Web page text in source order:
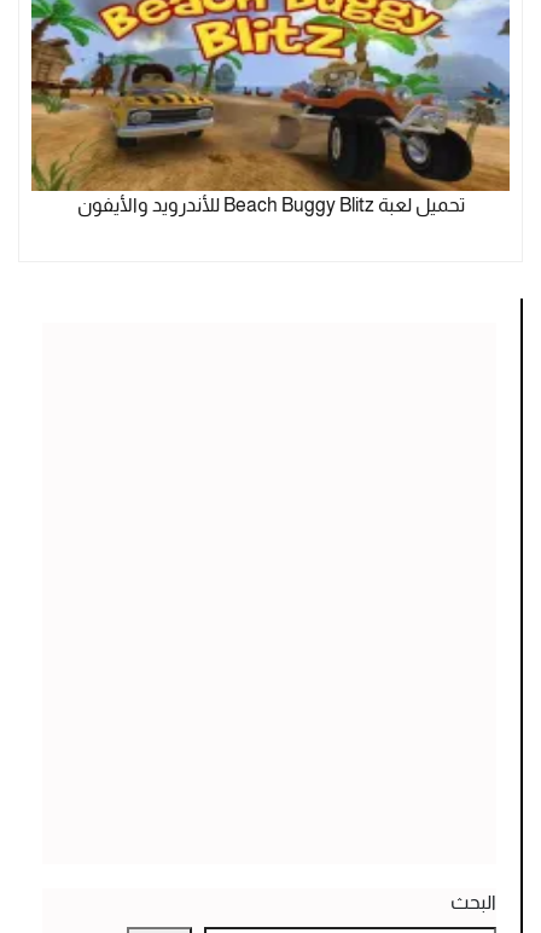
تحميل لعبة Beach Buggy Blitz للأندرويد والأيفون
البحث